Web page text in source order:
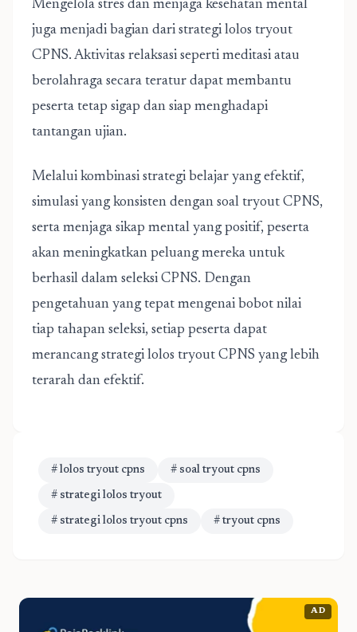
Mengelola stres dan menjaga kesehatan mental
juga menjadi bagian dari strategi lolos tryout
CPNS. Aktivitas relaksasi seperti meditasi atau
berolahraga secara teratur dapat membantu
peserta tetap sigap dan siap menghadapi
tantangan ujian.
Melalui kombinasi strategi belajar yang efektif,
simulasi yang konsisten dengan soal tryout CPNS,
serta menjaga sikap mental yang positif, peserta
akan meningkatkan peluang mereka untuk
berhasil dalam seleksi CPNS. Dengan
pengetahuan yang tepat mengenai bobot nilai
tiap tahapan seleksi, setiap peserta dapat
merancang strategi lolos tryout CPNS yang lebih
terarah dan efektif.
# lolos tryout cpns # soal tryout cpns
# strategi lolos tryout
# strategi lolos tryout cpns # tryout cpns
AD